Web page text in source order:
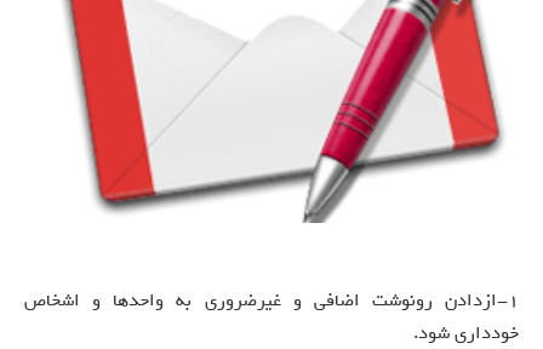
1-ازدادن رونوشت اضافی و غیرضروری به واحدها و اشخاص
خودداری شود.